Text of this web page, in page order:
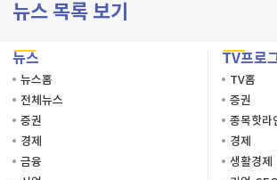
뉴스 목록 보기
뉴스
뉴스홈
전체뉴스
증권
경제
금융
TV프로
TV홈
증권
종목핫라
경제
생활경제